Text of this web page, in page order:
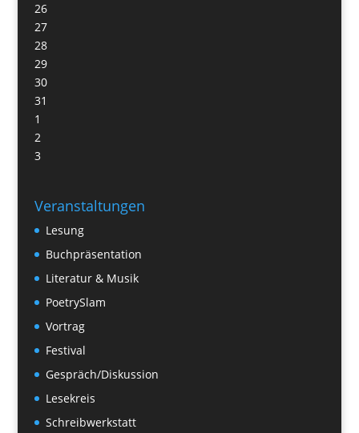
26
27
28
29
30
31
1
2
3
Veranstaltungen
Lesung
Buchpräsentation
Literatur & Musik
PoetrySlam
Vortrag
Festival
Gespräch/Diskussion
Lesekreis
Schreibwerkstatt